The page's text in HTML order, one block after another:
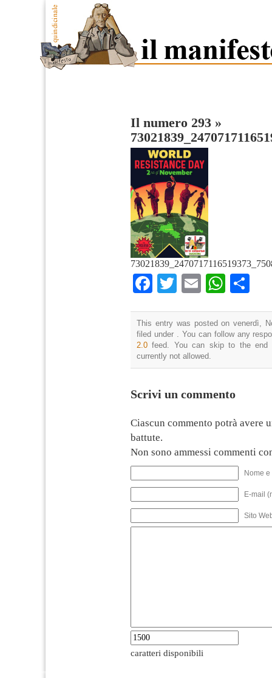
Il numero 293 »
Facebook
TwitterEmail
This entry was posted on venerdì,
filed under . You can follow any
2.0 feed. You can skip to the end
currently not allowed.
Scrivi un commento
Ciascun commento potrà avere
battute.
Non sono ammessi commenti
Nome
E-mail
Sito
caratteri disponibili